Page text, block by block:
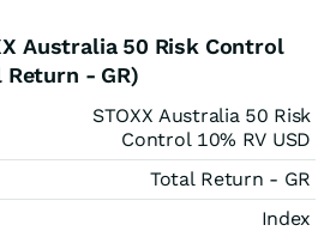
Australia 50 Risk Control
Return - GR)
STOXX Australia 50 Risk
Control 10% RV USD
Total Return - GR
Index